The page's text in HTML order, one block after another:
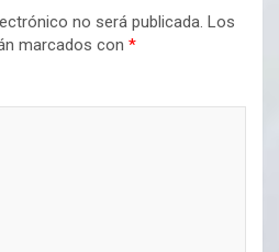
no será publicada. Los
marcados con *